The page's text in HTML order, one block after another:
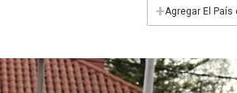
+Agregar El País